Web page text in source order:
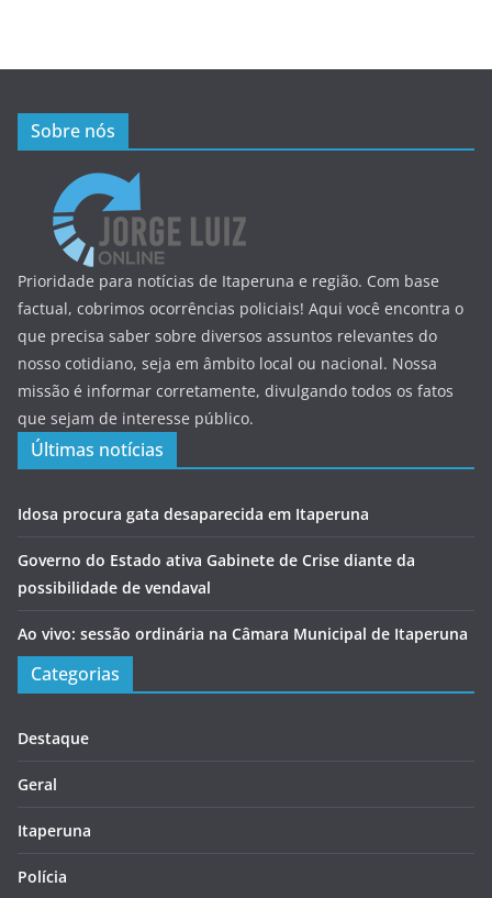
Sobre nós
Prioridade para notícias de Itaperuna e região. Com base
factual, cobrimos ocorrências policiais! Aqui você encontra o
que precisa saber sobre diversos assuntos relevantes do
nosso cotidiano, seja em âmbito local ou nacional. Nossa
missão é informar corretamente, divulgando todos os fatos
que sejam de interesse público.
Últimas notícias
Idosa procura gata desaparecida em Itaperuna
Governo do Estado ativa Gabinete de Crise diante da
possibilidade de vendaval
Ao vivo: sessão ordinária na Câmara Municipal de Itaperuna
Categorias
Destaque
Geral
Itaperuna
Polícia